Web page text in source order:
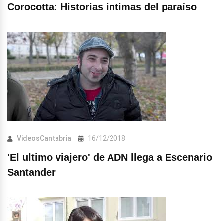
Corocotta: Historias intimas del paraíso
VideosCantabria 16/12/2018
'El ultimo viajero' de ADN llega a Escenario
Santander